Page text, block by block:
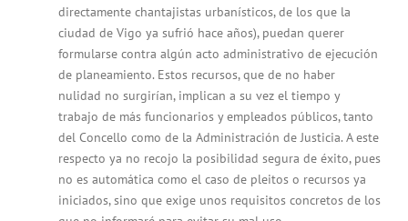
directamente chantajistas urbanísticos, de los que la
ciudad de Vigo ya sufrió hace años), puedan querer
formularse contra algún acto administrativo de ejecución
de planeamiento. Estos recursos, que de no haber
nulidad no surgirían, implican a su vez el tiempo y
trabajo de más funcionarios y empleados públicos, tanto
del Concello como de la Administración de Justicia. A este
respecto ya no recojo la posibilidad segura de éxito, pues
no es automática como el caso de pleitos o recursos ya
iniciados, sino que exige unos requisitos concretos de los